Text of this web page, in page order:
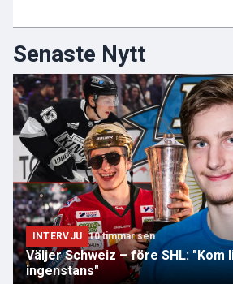
Senaste Nytt
INTERVJU 10 timmar sen
Väljer Schweiz – före SHL: "Kom
ingenstans"